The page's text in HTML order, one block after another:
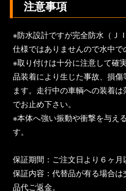
注意事項
※防水設計ですが完全防水（Ｊ
仕様ではありませんので水中で
※取り付けは十分に注意して確
品装着により生じた事故、損
ます。走行中の車輌への装着
でお止め下さい。
※本体へ強い振動や衝撃を与え
す。
保証期間：ご注文日より６ヶ月
保証内容：代替品が有る場合
品代ご返金。